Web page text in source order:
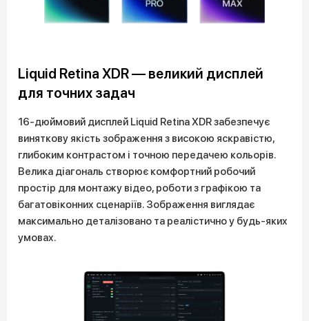
Liquid Retina XDR — великий дисплей
для точних задач
16-дюймовий дисплей Liquid Retina XDR забезпечує
виняткову якість зображення з високою яскравістю,
глибоким контрастом і точною передачею кольорів.
Велика діагональ створює комфортний робочий
простір для монтажу відео, роботи з графікою та
багатовіконних сценаріїв. Зображення виглядає
максимально деталізовано та реалістично у будь-яких
умовах.